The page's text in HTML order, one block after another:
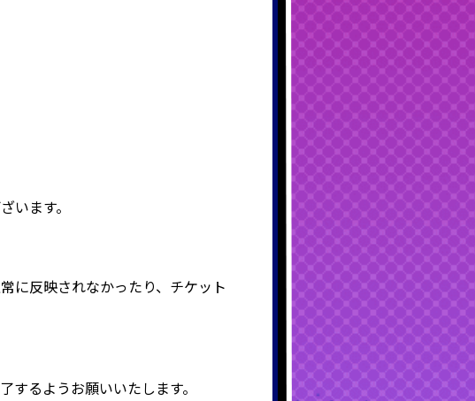
います。
に反映されなかったり、チケット
るようお願いいたします。